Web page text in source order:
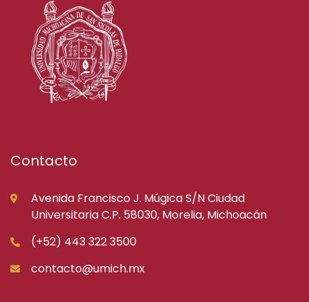
Contacto
Avenida Francisco J. Múgica S/N Ciudad
Universitaria C.P. 58030, Morelia, Michoacán
(+52) 443 322 3500
contacto@umich.mx